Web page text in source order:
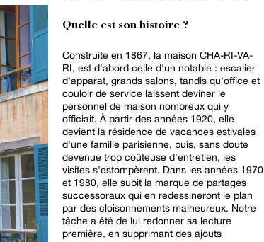
Quelle est son histoire ?
Construite en 1867, la maison CHA-RI-VA-
RI, est d'abord celle d'un notable : escalier
d'apparat, grands salons, tandis qu'office et
couloir de service laissent deviner le
personnel de maison nombreux qui y
officiait. À partir des années 1920, elle
devient la résidence de vacances estivales
d'une famille parisienne, puis, sans doute
devenue trop coûteuse d'entretien, les
visites s'estompèrent. Dans les années 1970
et 1980, elle subit la marque de partages
successoraux qui en redessineront le plan
par des cloisonnements malheureux. Notre
tâche a été de lui redonner sa lecture
première, en supprimant des ajouts